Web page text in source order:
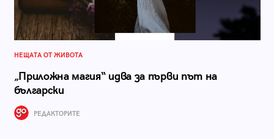
НЕЩАТА ОТ ЖИВОТА
„Приложна магия“ идва за първи път на
български
РЕДАКТОРИТЕ